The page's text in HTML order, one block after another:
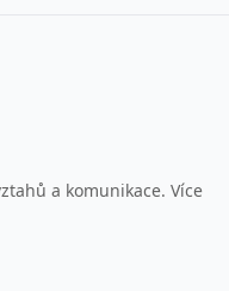
a komunikace. Více